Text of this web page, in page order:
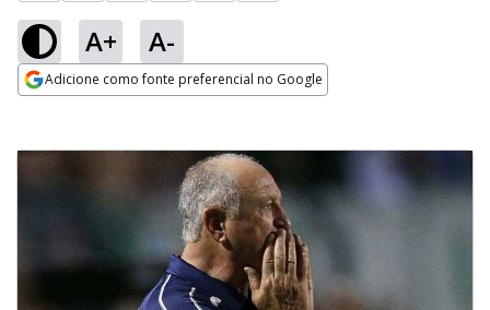
A+ A-
Adicione como fonte preferencial no Google